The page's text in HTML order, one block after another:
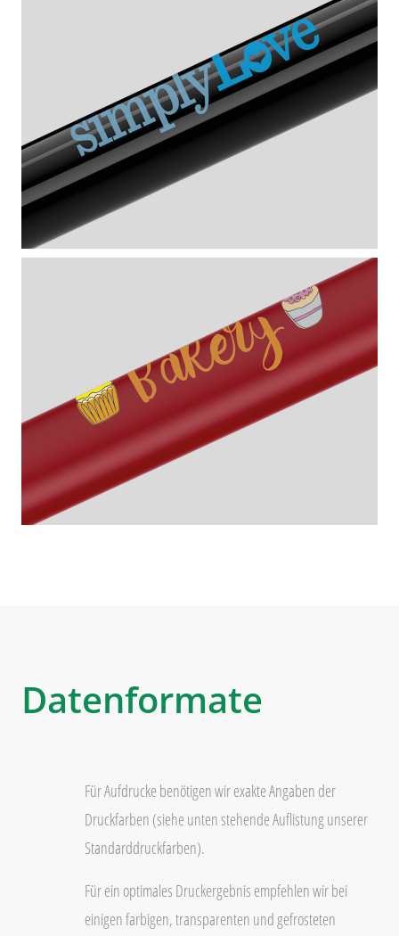
Datenformate
Für Aufdrucke benötigen wir exakte Angaben der
Druckfarben (siehe unten stehende Auflistung unserer
Standarddruckfarben).
Für ein optimales Druckergebnis empfehlen wir bei
einigen farbigen, transparenten und gefrosteten